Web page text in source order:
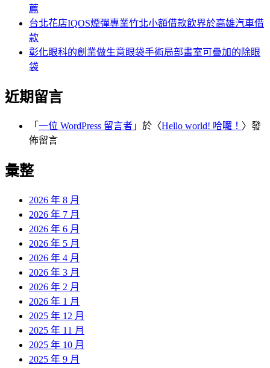
薦
台北花店IQOS煙彈專業竹北小額借款飲界於高雄汽車借
款
彰化眼科的創業做生意眼袋手術局部畫室可疊加的除眼
袋
近期留言
「 一位 WordPress 留言者 」於〈Hello world! 哈囉！ 〉發
佈留言
彙整
2026 年 8 月
2026 年 7 月
2026 年 6 月
2026 年 5 月
2026 年 4 月
2026 年 3 月
2026 年 2 月
2026 年 1 月
2025 年 12 月
2025 年 11 月
2025 年 10 月
2025 年 9 月